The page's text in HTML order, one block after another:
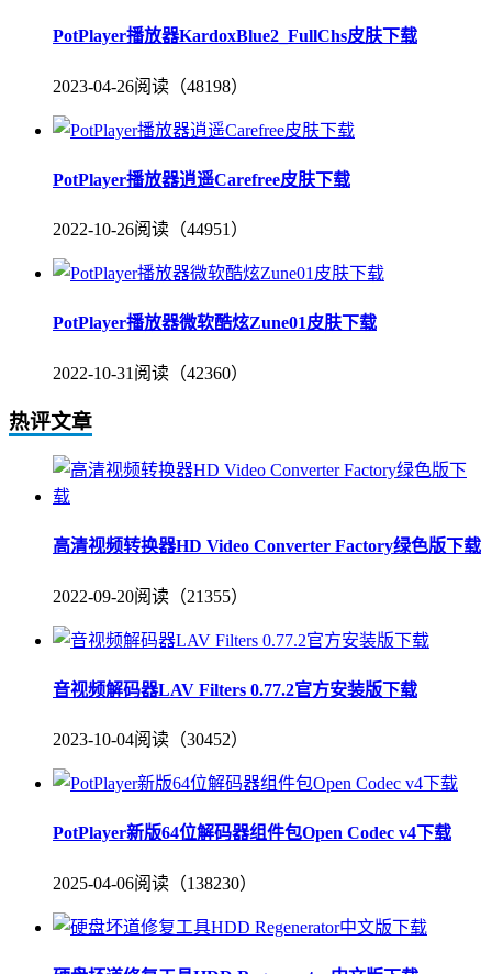
PotPlayer播放器KardoxBlue2_FullChs皮肤下载
2023-04-26阅读（48198）
PotPlayer播放器逍遥Carefree皮肤下载
2022-10-26阅读（44951）
PotPlayer播放器微软酷炫Zune01皮肤下载
2022-10-31 阅读（42360）
热评文章
高清视频转换器HD Video Converter Factory绿色版下载
2022-09-20阅读（21355）
音视频解码器LAV Filters 0.77.2官方安装版下载
2023-10-04阅读（30452）
PotPlayer新版64位解码器组件包Open Codec v4下载
2025-04-06阅读（138230）